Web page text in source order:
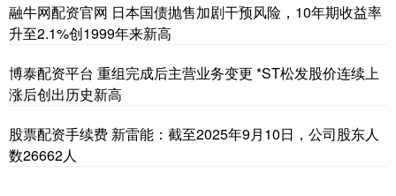
融牛网配资官网 日本国债抛售加剧干预风险，10年期收益率
升至2.1%创1999年来新高
博泰配资平台 重组完成后主营业务变更 *ST松发股价连续上
涨后创出历史新高
股票配资手续费 新雷能：截至2025年9月10日，公司股东人
数26662人